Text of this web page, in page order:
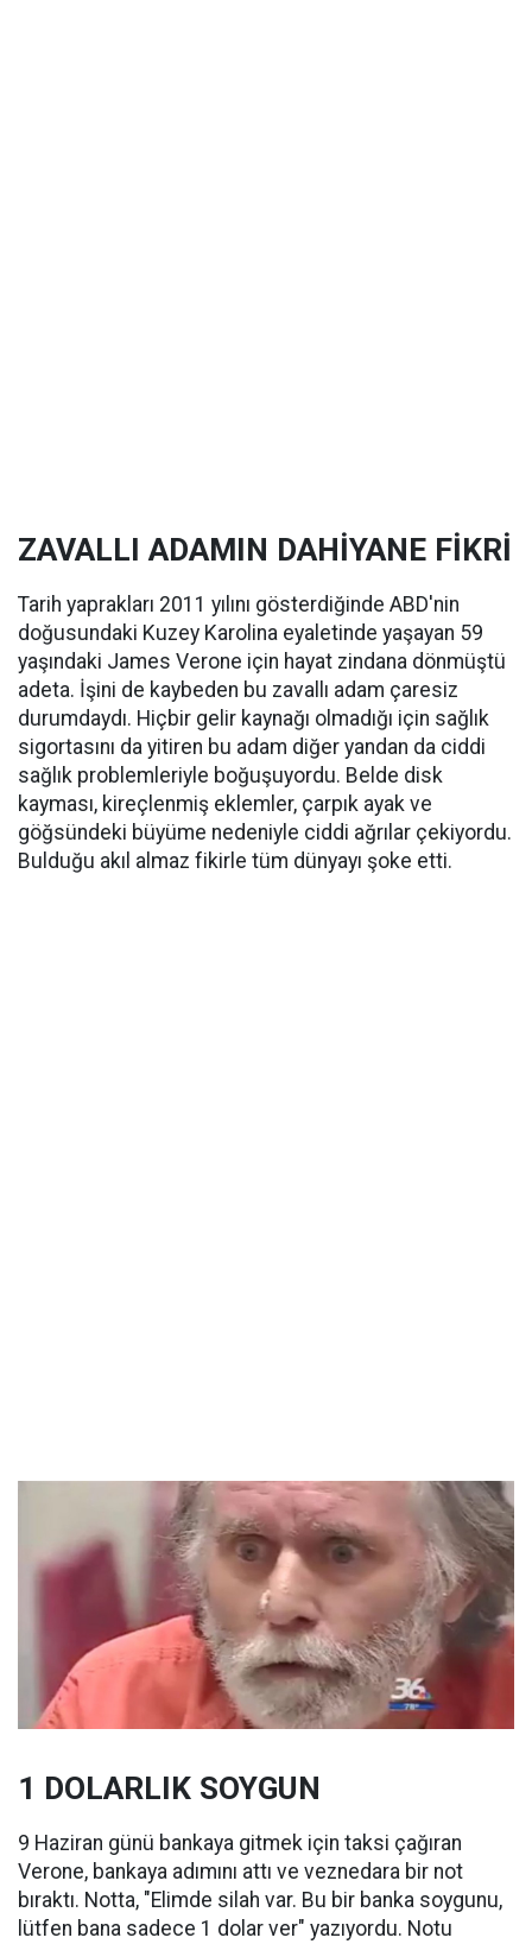
ZAVALLI ADAMIN DAHİYANE FİKRİ
Tarih yaprakları 2011 yılını gösterdiğinde ABD'nin
doğusundaki Kuzey Karolina eyaletinde yaşayan 59
yaşındaki James Verone için hayat zindana dönmüştü
adeta. İşini de kaybeden bu zavallı adam çaresiz
durumdaydı. Hiçbir gelir kaynağı olmadığı için sağlık
sigortasını da yitiren bu adam diğer yandan da ciddi
sağlık problemleriyle boğuşuyordu. Belde disk
kayması, kireçlenmiş eklemler, çarpık ayak ve
göğsündeki büyüme nedeniyle ciddi ağrılar çekiyordu.
Bulduğu akıl almaz fikirle tüm dünyayı şoke etti.
1 DOLARLIK SOYGUN
9 Haziran günü bankaya gitmek için taksi çağıran
Verone, bankaya adımını attı ve veznedara bir not
bıraktı. Notta, "Elimde silah var. Bu bir banka soygunu,
lütfen bana sadece 1 dolar ver" yazıyordu. Notu